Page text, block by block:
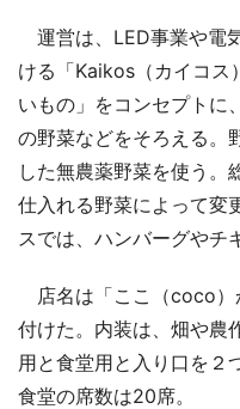
運営は、LED事業や電
ける「Kaikos（カイコス
いもの」をコンセプトに
の野菜などをそろえる。
した無農薬野菜を使う。
仕入れる野菜によって変
スでは、ハンバーグやチ
店名は「ここ（coco）
付けた。内装は、畑や農
用と食堂用と入り口を２
食堂の席数は20席。